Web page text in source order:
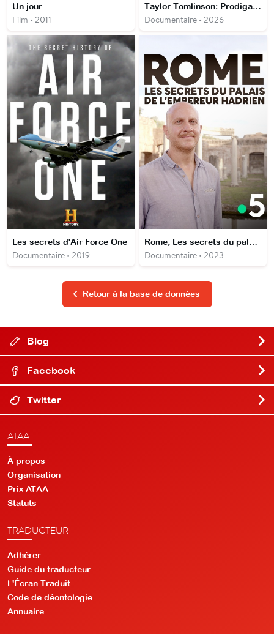
Un jour
Film • 2011
Taylor Tomlinson: Prodigal Daughter
Documentaire • 2026
Les secrets d'Air Force One
Documentaire • 2019
Rome, Les secrets du palais de l'empereur Hadrien
Documentaire • 2023
Retour à la base de données
Blog
Facebook
Twitter
ATAA
À propos
Organisation
Prix ATAA
Statuts
TRADUCTEUR
Adhérer
Guide du traducteur
L'Écran Traduit
Code de déontologie
Annuaire